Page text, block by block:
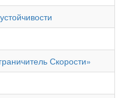
Скорости»